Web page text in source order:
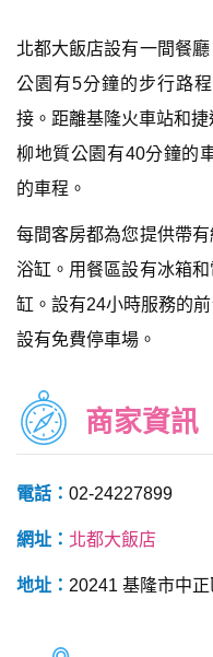
北都大飯店設有一間餐
公園有5分鐘的步行路
接。距離基隆火車站和
柳地質公園有40分鐘的
的車程。
每間客房都為您提供帶
浴缸。用餐區設有冰箱
缸。設有24小時服務的
設有免費停車場。
商家資訊
電話： 02-24227899
網址： 北都大飯店
地址： 20241 基隆市中